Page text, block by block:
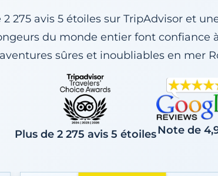
2 275 avis 5 étoiles sur TripAdvisor et
du monde entier font confiance
aventures sûres et inoubliables en mer
Plus de 2 275 avis 5 étoilesNote de